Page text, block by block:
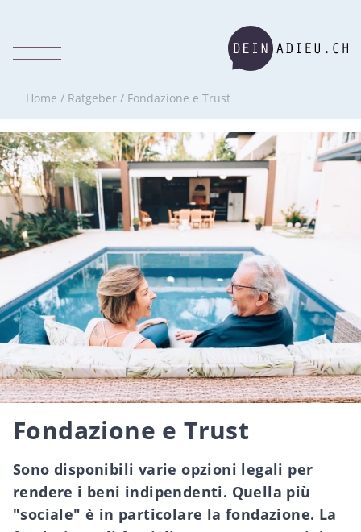
Home / Ratgeber / Fondazione e Trust
Fondazione e Trust
Sono disponibili varie opzioni legali per
rendere i beni indipendenti. Quella più
"sociale" è in particolare la fondazione. La